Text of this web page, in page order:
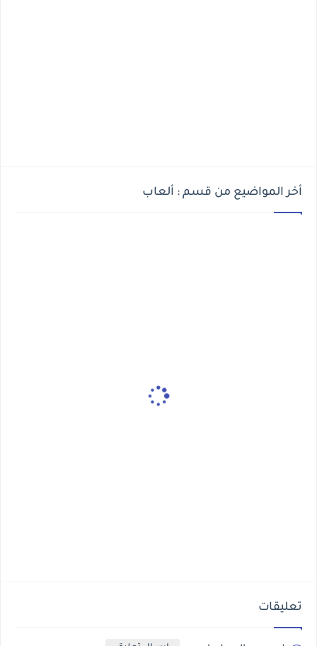
أخر المواضيع من قسم : ألعاب
تعليقات